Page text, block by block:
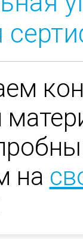
на